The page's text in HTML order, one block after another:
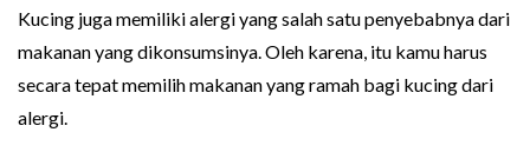
Kucing juga memiliki alergi yang salah satu penyebabnya dari
makanan yang dikonsumsinya. Oleh karena, itu kamu harus
secara tepat memilih makanan yang ramah bagi kucing dari
alergi.